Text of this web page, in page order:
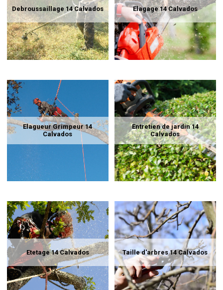
Debroussaillage 14 Calvados Elagage 14 Calvados
Elagueur Grimpeur 14
Calvados
Entretien de jardin 14
Calvados
Etetage 14 Calvados Taille d'arbres 14 Calvados